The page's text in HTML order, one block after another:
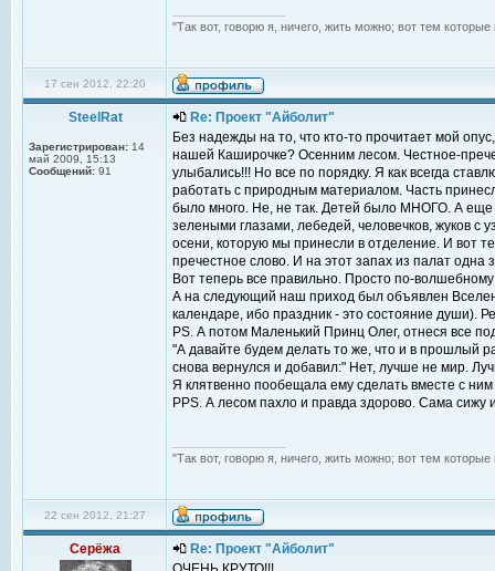
"Так вот, говорю я, ничего, жить можно; вот тем
17 сен 2012, 22:20
SteelRat
Зарегистрирован: 14
май 2009, 15:13
Сообщений: 91
Re: Проект "Айболит"
Без надежды на то, что кто-то прочитает мой
нашей Каширочке? Осенним лесом. Честное-
улыбались!!! Но все по порядку. Я как всегда
работать с природным материалом. Часть
было много. Не, не так. Детей было МНОГО. А еще
зелеными глазами, лебедей, человечков, жуков с
осени, которую мы принесли в отделение. И вот
пречестное слово. И на этот запах из палат
Вот теперь все правильно. Просто по-
А на следующий наш приход был объявлен
календаре, ибо праздник - это состояние души).
PS. А потом Маленький Принц Олег, отнеся все
"А давайте будем делать то же, что и в прошлый
снова вернулся и добавил:" Нет, лучше не мир.
Я клятвенно пообещала ему сделать вместе с
PPS. А лесом пахло и правда здорово. Сама сижу
"Так вот, говорю я, ничего, жить можно; вот тем
22 сен 2012, 21:27
Серёжа
Re: Проект "Айболит"